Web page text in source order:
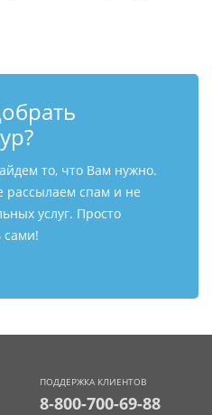
то, что Вам нужно.
рассылаем спам и не
услуг. Просто
сами!
ПОДДЕРЖКА КЛИЕНТОВ
8-800-700-69-88